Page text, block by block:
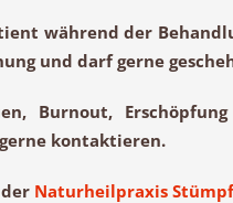
während der
und darf gerne
Burnout,
kontaktieren.
Naturheilpraxis